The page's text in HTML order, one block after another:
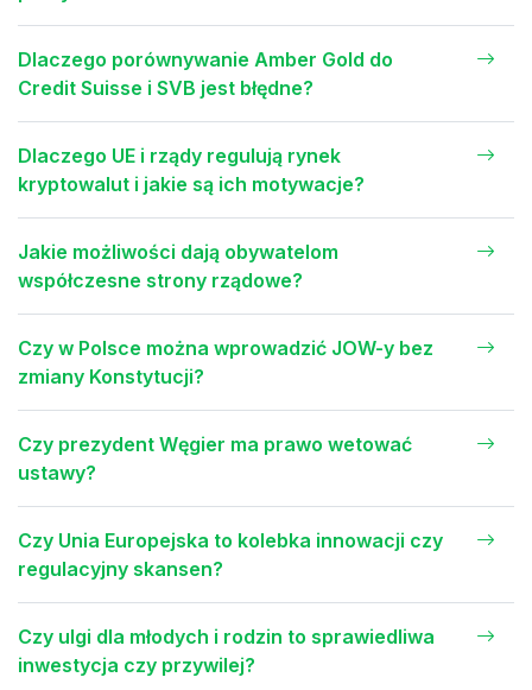
Dlaczego porównywanie Amber Gold do
Credit Suisse i SVB jest błędne?
Dlaczego UE i rządy regulują rynek
kryptowalut i jakie są ich motywacje?
Jakie możliwości dają obywatelom
współczesne strony rządowe?
Czy w Polsce można wprowadzić JOW-y bez
zmiany Konstytucji?
Czy prezydent Węgier ma prawo wetować
ustawy?
Czy Unia Europejska to kolebka innowacji czy
regulacyjny skansen?
Czy ulgi dla młodych i rodzin to sprawiedliwa
inwestycja czy przywilej?